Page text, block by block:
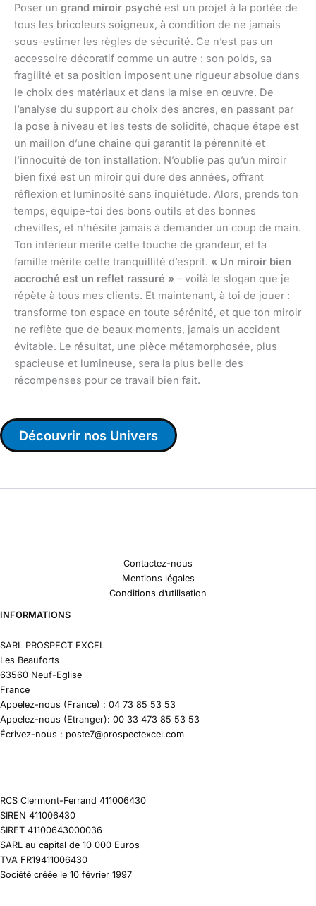
Poser un grand miroir psyché est un projet à la portée de
tous les bricoleurs soigneux, à condition de ne jamais
sous-estimer les règles de sécurité. Ce n’est pas un
accessoire décoratif comme un autre : son poids, sa
fragilité et sa position imposent une rigueur absolue dans
le choix des matériaux et dans la mise en œuvre. De
l’analyse du support au choix des ancres, en passant par
la pose à niveau et les tests de solidité, chaque étape est
un maillon d’une chaîne qui garantit la pérennité et
l’innocuité de ton installation. N’oublie pas qu’un miroir
bien fixé est un miroir qui dure des années, offrant
réflexion et luminosité sans inquiétude. Alors, prends ton
temps, équipe-toi des bons outils et des bonnes
chevilles, et n’hésite jamais à demander un coup de main.
Ton intérieur mérite cette touche de grandeur, et ta
famille mérite cette tranquillité d’esprit. « Un miroir bien
accroché est un reflet rassuré » – voilà le slogan que je
répète à tous mes clients. Et maintenant, à toi de jouer :
transforme ton espace en toute sérénité, et que ton miroir
ne reflète que de beaux moments, jamais un accident
évitable. Le résultat, une pièce métamorphosée, plus
spacieuse et lumineuse, sera la plus belle des
récompenses pour ce travail bien fait.
Découvrir nos Univers
Contactez-nous
Mentions légales
Conditions d’utilisation
INFORMATIONS
SARL PROSPECT EXCEL
Les Beauforts
63560 Neuf-Eglise
France
Appelez-nous (France) : 04 73 85 53 53
Appelez-nous (Etranger): 00 33 473 85 53 53
Écrivez-nous : poste7@prospectexcel.com
RCS Clermont-Ferrand 411006430
SIREN 411006430
SIRET 41100643000036
SARL au capital de 10 000 Euros
TVA FR19411006430
Société créée le 10 février 1997